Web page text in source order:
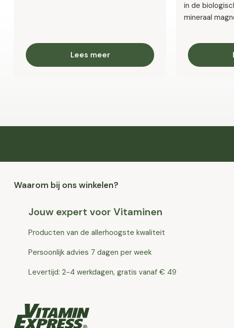
Lees meer
in de
mineraal
Waarom bij ons winkelen?
Jouw expert voor Vitaminen
Producten van de allerhoogste kwaliteit
Persoonlijk advies 7 dagen per week
Levertijd: 2-4 werkdagen, gratis vanaf € 49